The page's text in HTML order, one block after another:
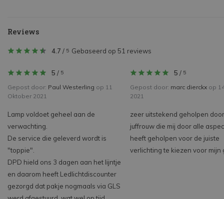
Reviews
4.7 / 5 Gebaseerd op 51 reviews
5 / 5
Gepost door: Paul Westerling op 11
Oktober 2021
Lamp voldoet geheel aan de
verwachting.
De service die geleverd wordt is
"toppie".
DPD hield ons 3 dagen aan het lijntje
en daarom heeft Ledlichtdiscounter
gezorgd dat pakje nogmaals via GLS
5 / 5
Gepost door: marc dierckx op
2021
zeer uitstekend geholpen
juffrouw die mij door alle
heeft geholpen voor de juiste
verlichting te kiezen voor mijn